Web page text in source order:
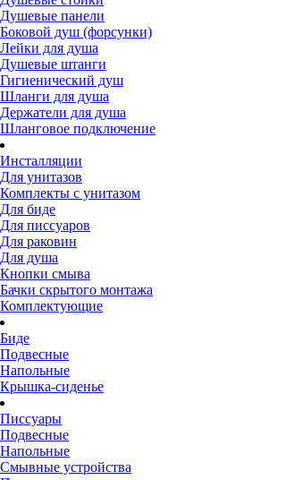
Душевые панели
Боковой душ (форсунки)
Лейки для душа
Душевые штанги
Гигиенический душ
Шланги для душа
Держатели для душа
Шланговое подключение
Инсталляции
Для унитазов
Комплекты с унитазом
Для биде
Для писсуаров
Для раковин
Для душа
Кнопки смыва
Бачки скрытого монтажа
Комплектующие
Биде
Подвесные
Напольные
Крышка-сиденье
Писсуары
Подвесные
Напольные
Смывные устройства